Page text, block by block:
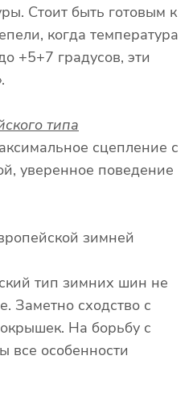
Стоит быть готовым к
когда температура
+5+7 градусов, эти
типа
сцепление с
уверенное поведение
зимней
тип зимних шин не
Заметно сходство с
На борьбу с
все особенности